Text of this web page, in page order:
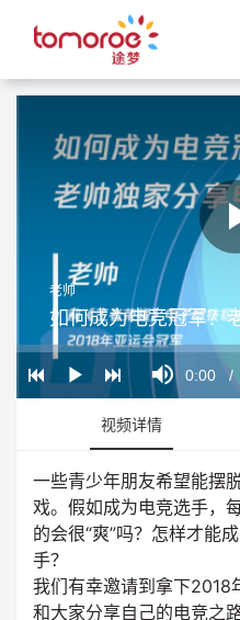
Play
Current
0:00 /
Loaded:
0%
Progress:
0%
老帅
如何成为电竞冠军？
视频详情
一些青少年朋友希望能摆
戏。假如成为电竞选手，
的会很“爽”吗？怎样才能
手？
我们有幸邀请到拿下2018
和大家分享自己的电竞之